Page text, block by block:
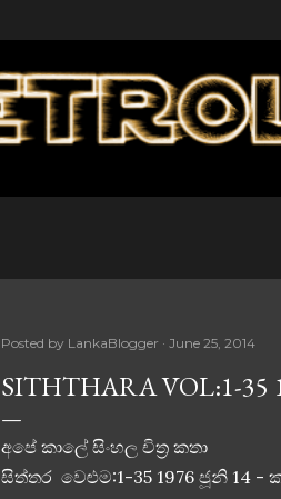
Posted by LankaBlogger June 25, 2014
SITHTHARA VOL:1-
අපේ කාලේ සිංහල චිත්‍ර කතා
සිත්තර වෙළුම:1-35 1976 ජූනි 14